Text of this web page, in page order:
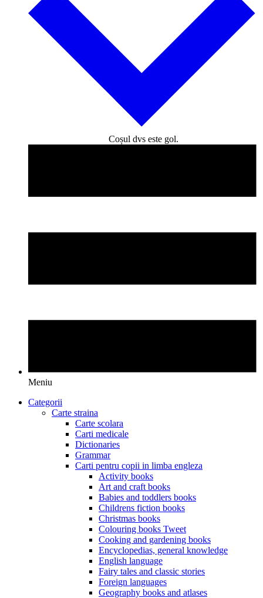
Coșul dvs este gol.
Meniu
Categorii
Carte straina
Carte scolara
Carti medicale
Dictionaries
Grammar
Carti pentru copii in limba engleza
Activity books
Art and craft books
Babies and toddlers books
Childrens fiction books
Christmas books
Colouring books Tweet
Cooking and gardening books
Encyclopedias, general knowledge
English language
Fairy tales and classic stories
Foreign languages
Geography books and atlases